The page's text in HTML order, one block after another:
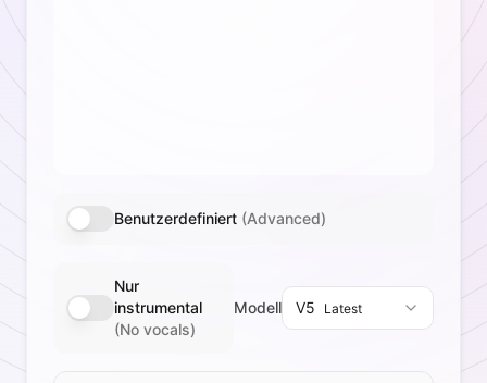
Benutzerdefiniert (Advanced)
Nur
instrumental
(No vocals)
Select AI Music Generator
Modell V5 Latest